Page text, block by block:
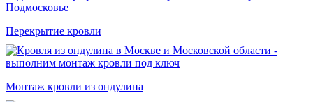
Перекрытие кровли
Монтаж кровли из ондулина